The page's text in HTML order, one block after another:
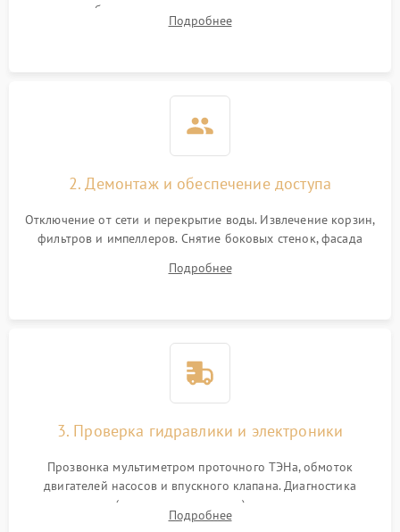
жалоб на отсутствие слива, нагрева, вращения
разбрызгивателей или срабатывание системы защиты
Подробнее
2. Демонтаж и обеспечение доступа
Отключение от сети и перекрытие воды. Извлечение корзин,
фильтров и импеллеров. Снятие боковых стенок, фасада
циркуляционному насосу, ТЭНу и сливной помпе.
Подробнее
3. Проверка гидравлики и электроники
Прозвонка мультиметром проточного ТЭНа, обмоток
двигателей насосов и впускного клапана. Диагностика
прессостата (датчика уровня воды), датчика мутности,
концевика дверцы и электронного модуля управления.
Подробнее